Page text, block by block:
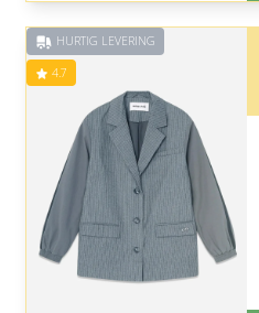
HURTIG LEVERING
4.7